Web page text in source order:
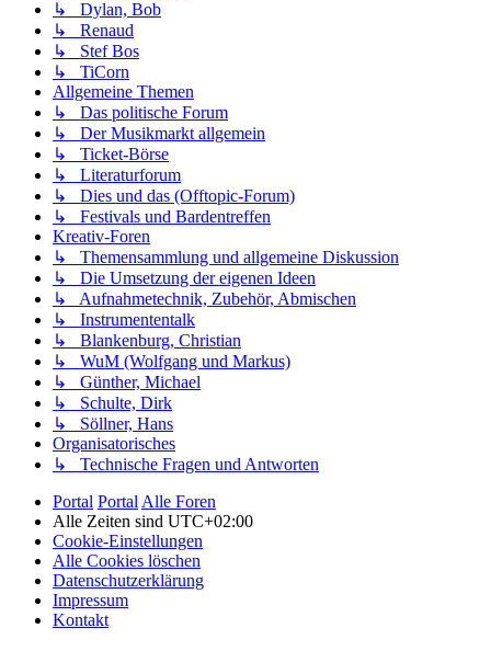
↳ Dylan, Bob
↳ Renaud
↳ Stef Bos
↳ TiCorn
Allgemeine Themen
↳ Das politische Forum
↳ Der Musikmarkt allgemein
↳ Ticket-Börse
↳ Literaturforum
↳ Dies und das (Offtopic-Forum)
↳ Festivals und Bardentreffen
Kreativ-Foren
↳ Themensammlung und allgemeine Diskussion
↳ Die Umsetzung der eigenen Ideen
↳ Aufnahmetechnik, Zubehör, Abmischen
↳ Instrumententalk
↳ Blankenburg, Christian
↳ WuM (Wolfgang und Markus)
↳ Günther, Michael
↳ Schulte, Dirk
↳ Söllner, Hans
Organisatorisches
↳ Technische Fragen und Antworten
Portal Portal Alle Foren
Alle Zeiten sind UTC+02:00
Cookie-Einstellungen
Alle Cookies löschen
Datenschutzerklärung
Impressum
Kontakt